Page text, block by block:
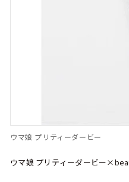
ウマ娘 プリティーダービー
ウマ娘 プリティーダービー